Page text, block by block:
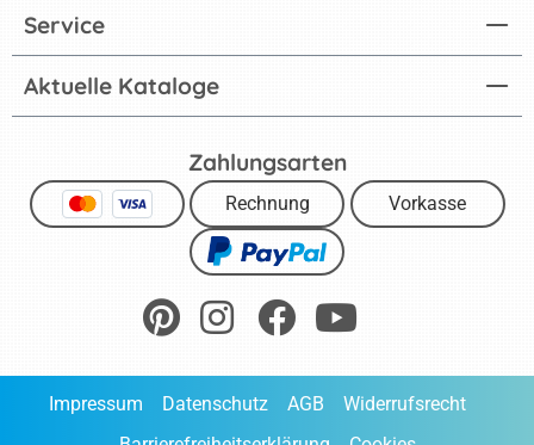
Aktuelle Kataloge
Service
Zahlungsarten
Rechnung Vorkasse
Impressum Datenschutz AGB
Widerrufsrecht